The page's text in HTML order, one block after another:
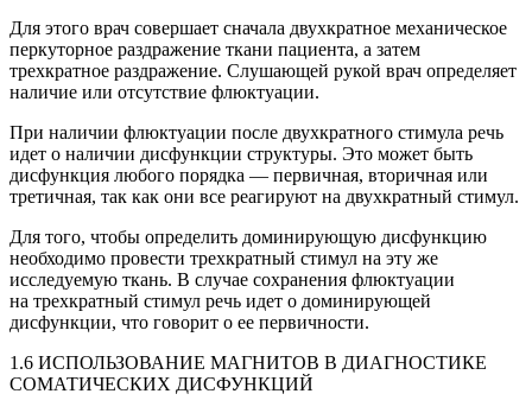
Для этого врач совершает сначала двухкратное механическое
перкуторное раздражение ткани пациента, а затем
трехкратное раздражение. Слушающей рукой врач определяет
наличие или отсутствие флюктуации.
При наличии флюктуации после двухкратного стимула речь
идет о наличии дисфункции структуры. Это может быть
дисфункция любого порядка — первичная, вторичная или
третичная, так как они все реагируют на двухкратный стимул.
Для того, чтобы определить доминирующую дисфункцию
необходимо провести трехкратный стимул на эту же
исследуемую ткань. В случае сохранения флюктуации
на трехкратный стимул речь идет о доминирующей
дисфункции, что говорит о ее первичности.
1.6 ИСПОЛЬЗОВАНИЕ МАГНИТОВ В ДИАГНОСТИКЕ
СОМАТИЧЕСКИХ ДИСФУНКЦИЙ